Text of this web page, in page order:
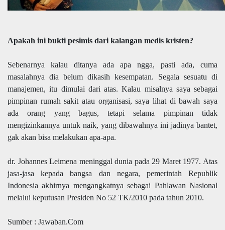
Apakah ini bukti pesimis dari kalangan medis kristen?
Sebenarnya kalau ditanya ada apa ngga, pasti ada, cuma
masalahnya dia belum dikasih kesempatan. Segala sesuatu di
manajemen, itu dimulai dari atas. Kalau misalnya saya sebagai
pimpinan rumah sakit atau organisasi, saya lihat di bawah saya
ada orang yang bagus, tetapi selama pimpinan tidak
mengizinkannya untuk naik, yang dibawahnya ini jadinya bantet,
gak akan bisa melakukan apa-apa.
dr. Johannes Leimena meninggal dunia pada 29 Maret 1977. Atas
jasa-jasa kepada bangsa dan negara, pemerintah Republik
Indonesia akhirnya mengangkatnya sebagai Pahlawan Nasional
melalui keputusan Presiden No 52 TK/2010 pada tahun 2010.
Sumber : Jawaban.Com